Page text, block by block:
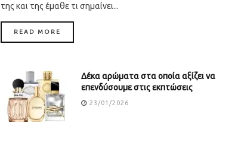
της και της έμαθε τι σημαίνει...
READ MORE
Δέκα αρώματα στα οποία αξίζει να
επενδύσουμε στις εκπτώσεις
23/01/2026